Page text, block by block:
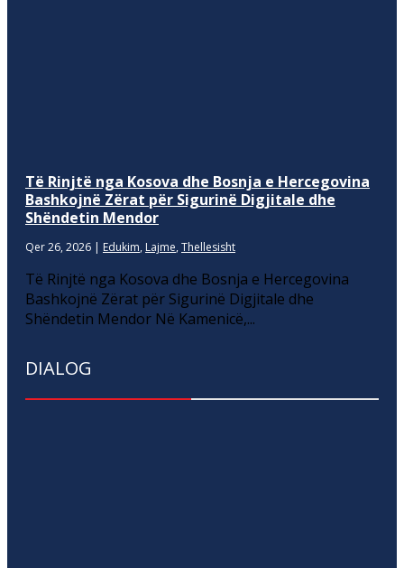
Të Rinjtë nga Kosova dhe Bosnja e Hercegovina
Bashkojnë Zërat për Sigurinë Digjitale dhe
Shëndetin Mendor
Qer 26, 2026 | Edukim, Lajme, Thellesisht
Të Rinjtë nga Kosova dhe Bosnja e Hercegovina
Bashkojnë Zërat për Sigurinë Digjitale dhe
Shëndetin Mendor Në Kamenicë,...
DIALOG